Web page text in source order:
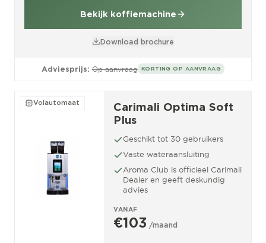
Bekijk koffiemachine
Download brochure
Adviesprijs: Op aanvraag KORTING OP AANVRAAG
Volautomaat
Carimali Optima Soft
Plus
Geschikt tot 30 gebruikers
Vaste wateraansluiting
Aroma Club is officieel Carimali
Dealer en geeft deskundig
advies
VANAF
€103 /maand